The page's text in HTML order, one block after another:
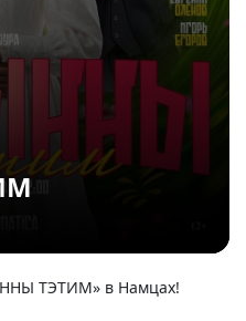
ТЭТИМ» в Намцах!